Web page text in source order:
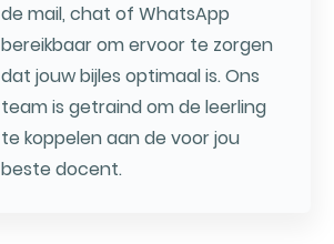
de mail, chat of WhatsApp
bereikbaar om ervoor te zorgen
dat jouw bijles optimaal is. Ons
team is getraind om de leerling
te koppelen aan de voor jou
beste docent.